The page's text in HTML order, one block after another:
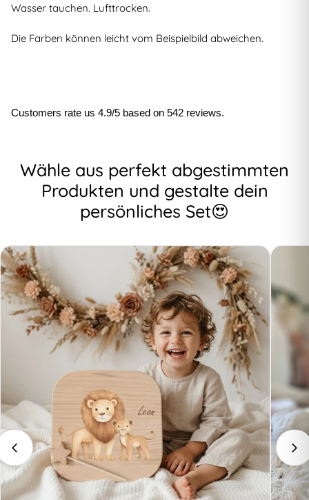
Wasser tauchen. Lufttrocken.
Die Farben können leicht vom Beispielbild abweichen.
Customers rate us 4.9/5 based on 542 reviews.
Wähle aus perfekt abgestimmten
Produkten und gestalte dein
persönliches Set😍